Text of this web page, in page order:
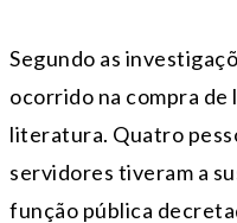
Segundo as
ocorrido na compra de
literatura. Quatro
servidores tiveram a
função pública